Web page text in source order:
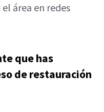
área en redes
que has
de restauración